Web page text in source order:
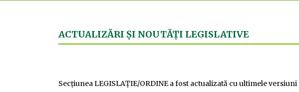
ACTUALIZĂRI ȘI NOUTĂȚI LEGISLATIVE
Secțiunea LEGISLAȚIE/ORDINE a fost actualizată cu ultimele